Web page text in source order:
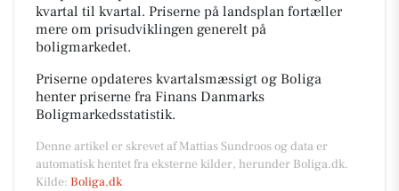
kvartal til kvartal. Priserne på landsplan fortæller
mere om prisudviklingen generelt på
boligmarkedet.
Priserne opdateres kvartalsmæssigt og Boliga
henter priserne fra Finans Danmarks
Boligmarkedsstatistik.
Denne artikel er skrevet af Mattias Sundroos og data er
automatisk hentet fra eksterne kilder, herunder Boliga.dk.
Kilde: Boliga.dk